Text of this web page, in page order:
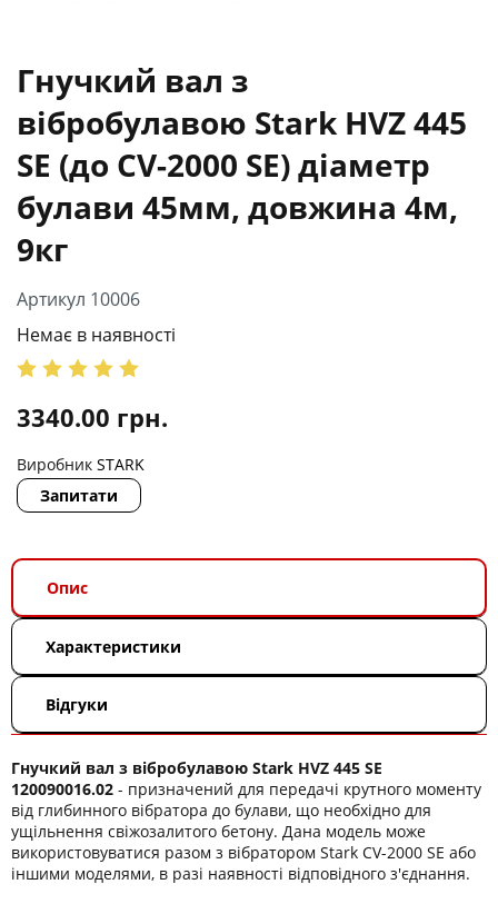
Гнучкий вал з
вібробулавою Stark HVZ 445
SE (до CV-2000 SE) діаметр
булави 45мм, довжина 4м,
9кг
Артикул 10006
Немає в наявності
3340.00 грн.
Виробник STARK
Запитати
Опис
Характеристики
Відгуки
Гнучкий вал з вібробулавою Stark HVZ 445 SE
120090016.02 - призначений для передачі крутного моменту
від глибинного вібратора до булави, що необхідно для
ущільнення свіжозалитого бетону. Дана модель може
використовуватися разом з вібратором Stark CV-2000 SE або
іншими моделями, в разі наявності відповідного з'єднання.